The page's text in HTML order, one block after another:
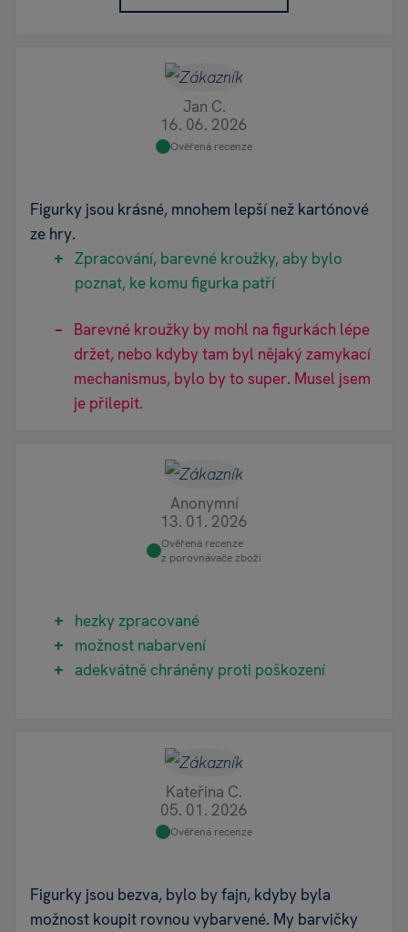
Jan C.
16. 06. 2026
Ověřená recenze
Figurky jsou krásné, mnohem lepší než kartónové
ze hry.
Zpracování, barevné kroužky, aby bylo
poznat, ke komu figurka patří
Barevné kroužky by mohl na figurkách lépe
držet, nebo kdyby tam byl nějaký zamykací
mechanismus, bylo by to super. Musel jsem
je přilepit.
Anonymní
13. 01. 2026
Ověřená recenze
z porovnávače zboží
hezky zpracované
možnost nabarvení
adekvátně chráněny proti poškození
Kateřina C.
05. 01. 2026
Ověřená recenze
Figurky jsou bezva, bylo by fajn, kdyby byla
možnost koupit rovnou vybarvené. My barvičky